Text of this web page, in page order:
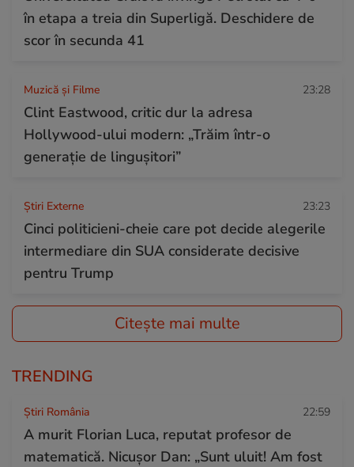
în etapa a treia din Superligă. Deschidere de
scor în secunda 41
Muzică și Filme 23:28
Clint Eastwood, critic dur la adresa
Hollywood-ului modern: „Trăim într-o
generație de lingușitori”
Știri Externe 23:23
Cinci politicieni-cheie care pot decide alegerile
intermediare din SUA considerate decisive
pentru Trump
Citește mai multe
TRENDING
Știri România 22:59
A murit Florian Luca, reputat profesor de
matematică. Nicușor Dan: „Sunt uluit! Am fost